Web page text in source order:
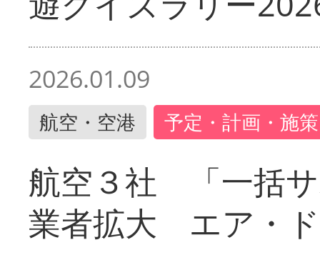
2026.01.09
航空・空港 予定・計画・施策
航空３社 「一括
業者拡大 エア・